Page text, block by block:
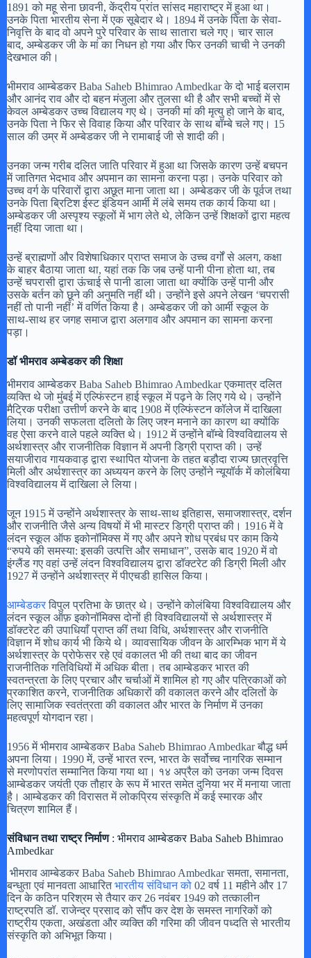
1891 को महू सेना छावनी, केंद्रीय प्रांत सांसद महाराष्ट्र में हुआ था।
उनके पिता भारतीय सेना में एक सूबेदार थे। 1894 में उनके पिता के सेवा-
निवृत्ति के बाद वो अपने पुरे परिवार के साथ सातारा चले गए। चार साल
बाद, अम्बेडकर जी के मां का निधन हो गया और फिर उनकी चाची ने उनकी
देखभाल की।
भीमराव आम्बेडकर Baba Saheb Bhimrao Ambedkar के दो भाई बलराम
और आनंद राव और दो बहन मंजुला और तुलसा थी है और सभी बच्चों में से
केवल अम्बेडकर उच्च विद्यालय गए थे। उनकी मां की मृत्यु हो जाने के बाद,
उनके पिता ने फिर से विवाह किया और परिवार के साथ बॉम्बे चले गए। 15
साल की उम्र में अम्बेडकर जी ने रामाबाई जी से शादी की।
उनका जन्म गरीब दलित जाति परिवार में हुआ था जिसके कारण उन्हें बचपन
में जातिगत भेदभाव और अपमान का सामना करना पड़ा। उनके परिवार को
उच्च वर्ग के परिवारों द्वारा अछूत माना जाता था। अम्बेडकर जी के पूर्वज तथा
उनके पिता ब्रिटिश ईस्ट इंडियन आर्मी में लंबे समय तक कार्य किया था।
अम्बेडकर जी अस्पृश्य स्कूलों में भाग लेते थे, लेकिन उन्हें शिक्षकों द्वारा महत्व
नहीं दिया जाता था।
उन्हें ब्राह्मणों और विशेषाधिकार प्राप्त समाज के उच्च वर्गों से अलग, कक्षा
के बाहर बैठाया जाता था, यहां तक कि जब उन्हें पानी पीना होता था, तब
उन्हें चपरासी द्वारा ऊंचाई से पानी डाला जाता था क्योंकि उन्हें पानी और
उसके बर्तन को छूने की अनुमति नहीं थी। उन्होंने इसे अपने लेखन ‘चपरासी
नहीं तो पानी नहीं’ में वर्णित किया है। अम्बेडकर जी को आर्मी स्कूल के
साथ-साथ हर जगह समाज द्वारा अलगाव और अपमान का सामना करना
पड़ा।
डॉ भीमराव अम्बेडकर की शिक्षा
भीमराव आम्बेडकर Baba Saheb Bhimrao Ambedkar एकमात्र दलित
व्यक्ति थे जो मुंबई में एल्फिंस्टन हाई स्कूल में पढ़ने के लिए गये थे। उन्होंने
मैट्रिक परीक्षा उत्तीर्ण करने के बाद 1908 में एल्फिंस्टन कॉलेज में दाखिला
लिया। उनकी सफलता दलितो के लिए जश्न मनाने का कारण था क्योंकि
वह ऐसा करने वाले पहले व्यक्ति थे। 1912 में उन्होंने बॉम्बे विश्वविद्यालय से
अर्थशास्त्र और राजनीतिक विज्ञान में अपनी डिग्री प्राप्त की। उन्हें
सयाजीराव गायकवाड़ द्वारा स्थापित योजना के तहत बड़ौदा राज्य छात्रवृत्ति
मिली और अर्थशास्त्र का अध्ययन करने के लिए उन्होंने न्यूयॉर्क में कोलंबिया
विश्वविद्यालय में दाखिला ले लिया।
जून 1915 में उन्होंने अर्थशास्त्र के साथ-साथ इतिहास, समाजशास्त्र, दर्शन
और राजनीति जैसे अन्य विषयों में भी मास्टर डिग्री प्राप्त की। 1916 में वे
लंदन स्कूल ऑफ इकोनॉमिक्स में गए और अपने शोध प्रबंध पर काम किये
“रुपये की समस्या: इसकी उत्पत्ति और समाधान”, उसके बाद 1920 में वो
इंग्लैंड गए वहां उन्हें लंदन विश्वविद्यालय द्वारा डॉक्टरेट की डिग्री मिली और
1927 में उन्होंने अर्थशास्त्र में पीएचडी हासिल किया।
आम्बेडकरविपुल प्रतिभा के छात्र थे। उन्होंने कोलंबिया विश्वविद्यालय और
लंदन स्कूल ऑफ़ इकोनॉमिक्स दोनों ही विश्वविद्यालयों से अर्थशास्त्र में
डॉक्टरेट की उपाधियाँ प्राप्त कीं तथा विधि, अर्थशास्त्र और राजनीति
विज्ञान में शोध कार्य भी किये थे। व्यावसायिक जीवन के आरम्भिक भाग में ये
अर्थशास्त्र के प्रोफेसर रहे एवं वकालत भी की तथा बाद का जीवन
राजनीतिक गतिविधियों में अधिक बीता। तब आम्बेडकर भारत की
स्वतन्त्रता के लिए प्रचार और चर्चाओं में शामिल हो गए और पत्रिकाओं को
प्रकाशित करने, राजनीतिक अधिकारों की वकालत करने और दलितों के
लिए सामाजिक स्वतंत्रता की वकालत और भारत के निर्माण में उनका
महत्वपूर्ण योगदान रहा।
1956 में भीमराव आम्बेडकर Baba Saheb Bhimrao Ambedkar बौद्ध धर्म
अपना लिया। 1990 में, उन्हें भारत रत्न, भारत के सर्वोच्च नागरिक सम्मान
से मरणोपरांत सम्मानित किया गया था। १४ अप्रैल को उनका जन्म दिवस
आम्बेडकर जयंती एक तौहार के रूप में भारत समेत दुनिया भर में मनाया जाता
है। आम्बेडकर की विरासत में लोकप्रिय संस्कृति में कई स्मारक और
चित्रण शामिल हैं।
संविधान तथा राष्ट्र निर्माण : भीमराव आम्बेडकर Baba Saheb Bhimrao
Ambedkar
भीमराव आम्बेडकर Baba Saheb Bhimrao Ambedkar समता, समानता,
बन्धुता एवं मानवता आधारितभारतीय संविधान को 02 वर्ष 11 महीने और 17
दिन के कठिन परिश्रम से तैयार कर 26 नवंबर 1949 को तत्कालीन
राष्ट्रपति डॉ. राजेन्द्र प्रसाद को सौंप कर देश के समस्त नागरिकों को
राष्ट्रीय एकता, अखंडता और व्यक्ति की गरिमा की जीवन पध्दति से भारतीय
संस्कृति को अभिभूत किया।